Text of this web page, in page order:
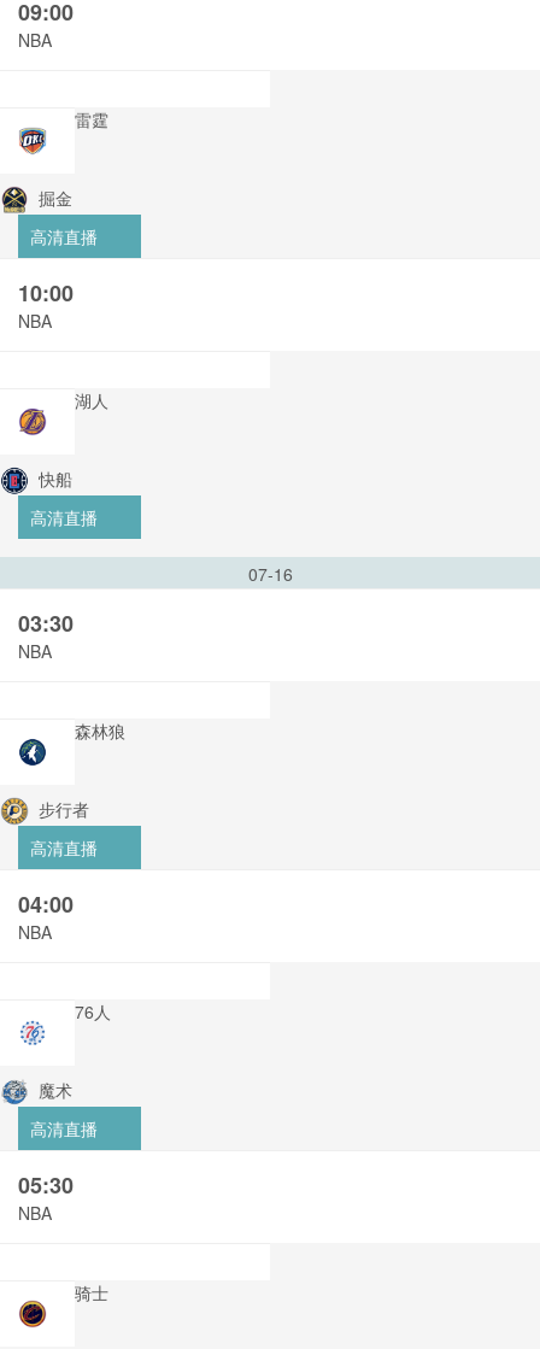
09:00
NBA
雷霆
掘金
高清直播
10:00
NBA
湖人
快船
高清直播
07-16
03:30
NBA
森林狼
步行者
高清直播
04:00
NBA
76人
魔术
高清直播
05:30
NBA
骑士